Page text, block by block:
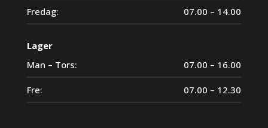
Fredag: 07.00 – 14.00
Lager
Man – Tors:
07.00 – 16.00
Fre: 07.00 – 12.30